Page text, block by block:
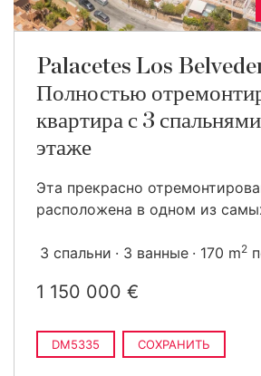
Palacetes Los
Полностью
квартира с 3
этаже
Эта прекрасно
расположена в одном из
3 спальни 3 ванные 170 m2
1 150 000 €
DM5335 СОХРАНИТЬ